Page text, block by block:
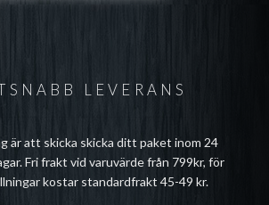
LEVERANS
är att skicka skicka ditt paket inom 24
Fri frakt vid varuvärde från 799kr, för
kostar standardfrakt 45-49 kr.